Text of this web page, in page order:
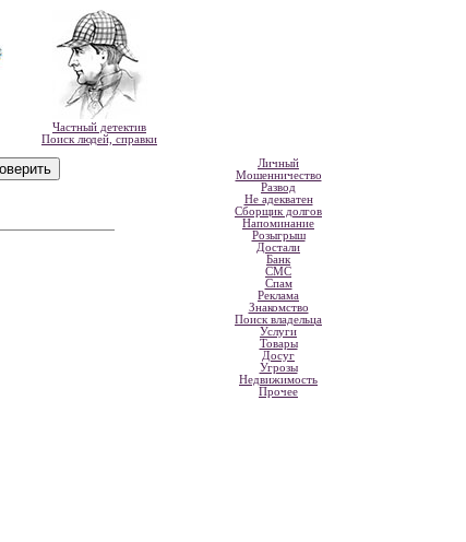
Частный детектив
Поиск людей, справки
Личный
Мошенничество
Развод
Не адекватен
Сборщик долгов
Напоминание
Розыгрыш
Достали
Банк
СМС
Спам
Реклама
Знакомство
Поиск владельца
Услуги
Товары
Досуг
Угрозы
Недвижимость
Прочее